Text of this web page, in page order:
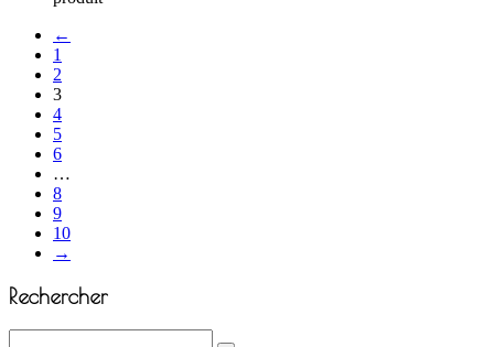
←
1
2
3
4
5
6
…
8
9
10
→
Rechercher